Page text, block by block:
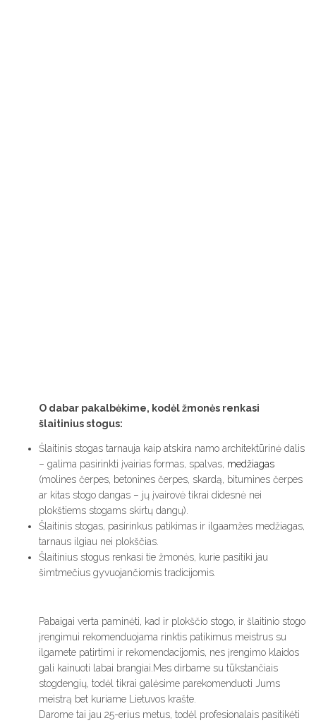
O dabar pakalbėkime, kodėl žmonės renkasi
šlaitinius stogus:
Šlaitinis stogas tarnauja kaip atskira namo architektūrinė dalis
– galima pasirinkti įvairias formas, spalvas, medžiagas
(molines čerpes, betonines čerpes, skardą, bitumines čerpes
ar kitas stogo dangas – jų įvairovė tikrai didesnė nei
plokštiems stogams skirtų dangų).
Šlaitinis stogas, pasirinkus patikimas ir ilgaamžes medžiagas,
tarnaus ilgiau nei plokščias.
Šlaitinius stogus renkasi tie žmonės, kurie pasitiki jau
šimtmečius gyvuojančiomis tradicijomis.
Pabaigai verta paminėti, kad ir plokščio stogo, ir šlaitinio stogo
įrengimui rekomenduojama rinktis patikimus meistrus su
ilgamete patirtimi ir rekomendacijomis, nes įrengimo klaidos
gali kainuoti labai brangiai.Mes dirbame su tūkstančiais
stogdengių, todėl tikrai galėsime parekomenduoti Jums
meistrą bet kuriame Lietuvos krašte.
Darome tai jau 25-erius metus, todėl profesionalais pasitikėti